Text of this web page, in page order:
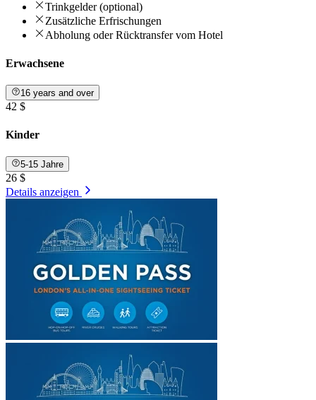
Trinkgelder (optional)
Zusätzliche Erfrischungen
Abholung oder Rücktransfer vom Hotel
Erwachsene
16 years and over
42 $
Kinder
5-15 Jahre
26 $
Details anzeigen